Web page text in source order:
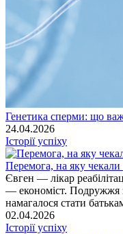
Генетика сперми: що
24.04.2026
Історії успіху
Перемога, на яку чекали
Євген — лікар
— економіст. Подружжя
намагалося стати
02.04.2026
Історії успіху